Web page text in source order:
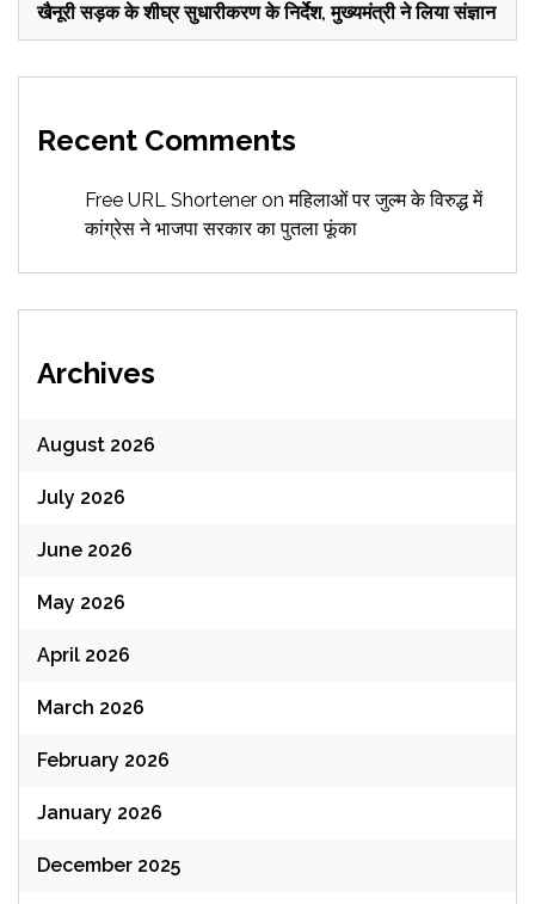
खैनूरी सड़क के शीघ्र सुधारीकरण के निर्देश, मुख्यमंत्री ने लिया संज्ञान
Recent Comments
Free URL Shortener onमहिलाओं पर जुल्म के विरुद्ध में
कांग्रेस ने भाजपा सरकार का पुतला फूंका
Archives
August 2026
July 2026
June 2026
May 2026
April 2026
March 2026
February 2026
January 2026
December 2025